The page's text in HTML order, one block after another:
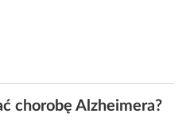
chorobę Alzheimera?